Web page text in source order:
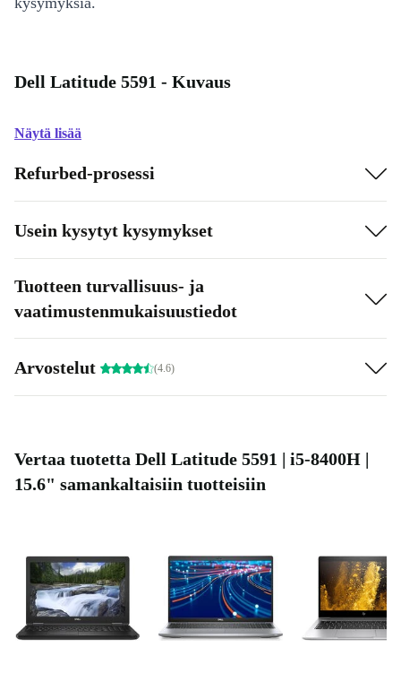
Dell Latitude 5591 - Kuvaus
Näytä lisää
Refurbed-prosessi
Usein kysytyt kysymykset
Tuotteen turvallisuus- ja
vaatimustenmukaisuustiedot
Arvostelut (4.6)
Vertaa tuotetta Dell Latitude 5591 | i5-8400H |
15.6" samankaltaisiin tuotteisiin